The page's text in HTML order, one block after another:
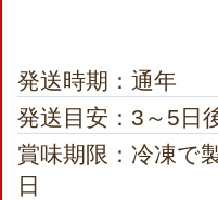
発送時期：通年
発送目安：3～5日
賞味期限：冷凍で
日